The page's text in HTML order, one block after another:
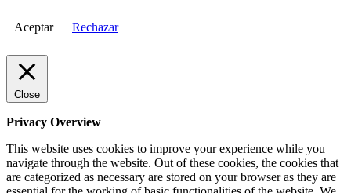
Aceptar Rechazar
Close
Privacy Overview
This website uses cookies to improve your experience while you
navigate through the website. Out of these cookies, the cookies that
are categorized as necessary are stored on your browser as they are